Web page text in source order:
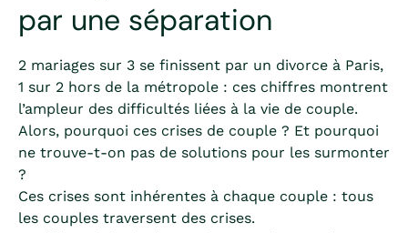
par une séparation
2 mariages sur 3 se finissent par un divorce à Paris,
1 sur 2 hors de la métropole : ces chiffres montrent
l’ampleur des difficultés liées à la vie de couple.
Alors, pourquoi ces crises de couple ? Et pourquoi
ne trouve-t-on pas de solutions pour les surmonter
?
Ces crises sont inhérentes à chaque couple : tous
les couples traversent des crises.